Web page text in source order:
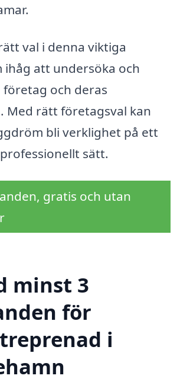
val i denna viktiga
ihåg att undersöka och
och deras
Med rätt företagsval kan
bli verklighet på ett
sätt.
gratis och utan
minst 3
för
i